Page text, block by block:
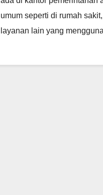
umum seperti di rumah
layanan lain yang